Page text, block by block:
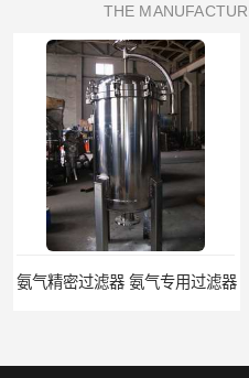
THE
氨气精密过滤器 氨气专用过滤器